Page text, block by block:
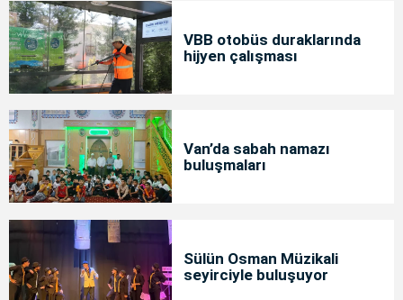
VBB otobüs duraklarında
hijyen çalışması
Van’da sabah namazı
buluşmaları
Sülün Osman Müzikali
seyirciyle buluşuyor